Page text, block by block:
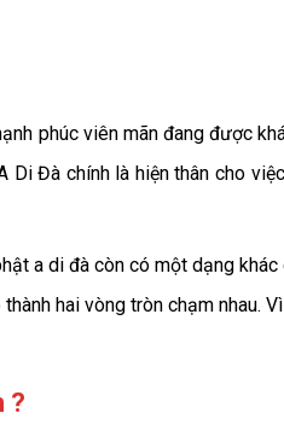
phúc viên mãn đang được
Đà chính là hiện thân cho
a di đà còn có một dạng khác
hai vòng tròn chạm nhau.
?